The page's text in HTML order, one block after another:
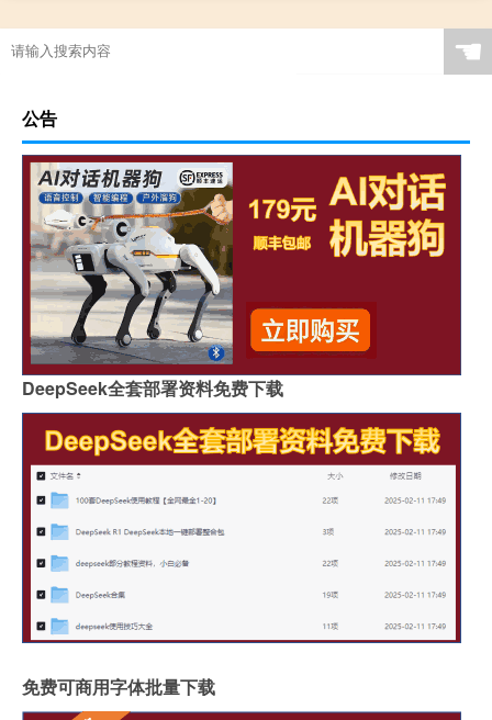
☚
公告
DeepSeek全套部署资料免费下载
免费可商用字体批量下载